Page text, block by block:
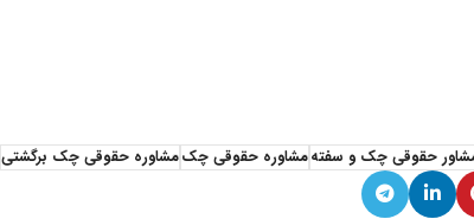
حقوقی چک و سفتهمشاوره حقوقی چکمشاوره حقوقی چک برگشتی